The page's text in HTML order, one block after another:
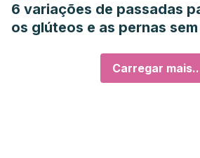
6 variações de passadas
os glúteos e as pernas
Carregar